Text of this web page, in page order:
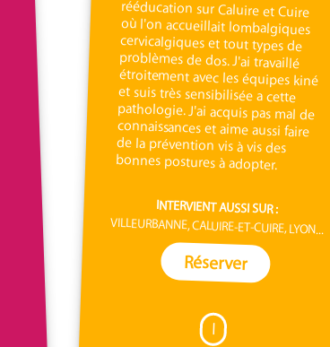
bonnes postures à adopter.
INTERVIENT AUSSI SUR :
VILLEURBANNE, CALUIRE-ET-CUIRE, LYON...
Réserver
I